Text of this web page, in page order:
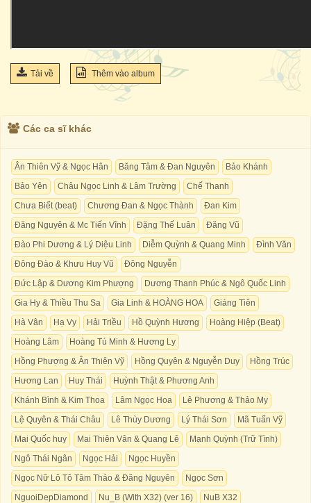
Tải về Thêm vào album
Các ca sĩ khác
Ân Thiên Vỹ & Ngọc Hân Băng Tâm & Đan Nguyên
Bảo Khánh
Bảo Yên
Châu Ngọc Linh & Lâm Trường
Chế Thanh
Chưa Biết (beat)
Chương Đan & Ngọc Thành
Đan Kim
Đăng Nguyên & Mc Tiến Vĩnh
Đặng Thế Luân
Đăng Vũ
Đào Phi Dương & Lý Diệu Linh
Diễm Quỳnh & Quang Minh
Đình Văn
Đông Đào & Khưu Huy Vũ
Đông Nguyễn
Đức Lập & Dương Kim Phượng
Dương Thanh Phúc & Ngô Quốc Linh
Gia Hy & Thiều Thu Sa
Gia Linh & HOÀNG HOA
Giáng Tiên
Hà Vân
Hạ Vy Hải Triều Hồ Quỳnh Hương
Hoàng Hiệp (Beat)
Hoàng Lâm
Hoàng Tú Minh & Hương Ly
Hồng Phượng & Ân Thiên Vỹ
Hồng Quyên & Nguyễn Duy
Hồng Trúc
Hương Lan
Huy Thái
Huỳnh Thật & Phương Anh
Khánh Bình & Kim Thoa
Lâm Ngọc Hoa
Lê Phương & Thảo My
Lệ Quyên & Thái Châu
Lê Thùy Dương Lý Thái Sơn
Mã Tuấn Vỹ
Mai Quốc huy
Mai Thiên Vân & Quang Lê
Mạnh Quỳnh (Trữ Tình)
Ngô Thái Ngân
Ngọc Hải
Ngọc Huyền
Ngọc Nữ Lô Tô Tâm Thảo & Đăng Nguyên
Ngọc Sơn
NguoiDepDiamond
Nu_B (With X32) (ver 16)
NuB X32